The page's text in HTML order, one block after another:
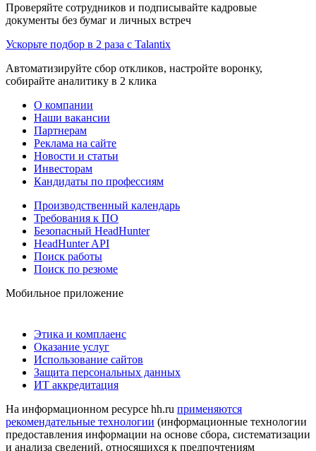
Проверяйте сотрудников и подписывайте кадровые
документы без бумаг и личных встреч
Ускорьте подбор в 2 раза с Talantix
Автоматизируйте сбор откликов, настройте воронку,
собирайте аналитику в 2 клика
О компании
Наши вакансии
Партнерам
Реклама на сайте
Новости и статьи
Инвесторам
Кандидаты по профессиям
Производственный календарь
Требования к ПО
Безопасный HeadHunter
HeadHunter API
Поиск работы
Поиск по резюме
Мобильное приложение
Этика и комплаенс
Оказание услуг
Использование сайтов
Защита персональных данных
ИТ аккредитация
На информационном ресурсе hh.ru применяются
рекомендательные технологии (информационные технологии
предоставления информации на основе сбора, систематизации
и анализа сведений, относящихся к предпочтениям